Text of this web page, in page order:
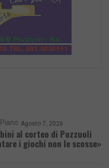
Agosto 7, 2026
al corteo di Pozzuoli
i giochi non le scosse»